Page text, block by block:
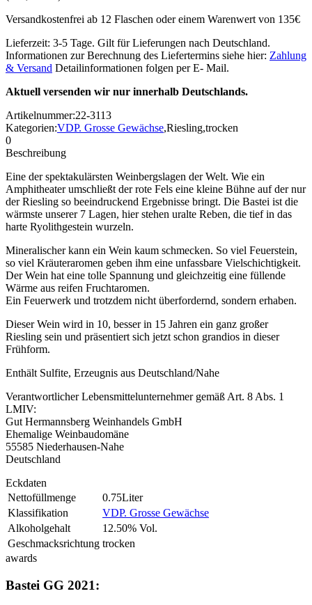
Versandkostenfrei ab 12 Flaschen oder einem Warenwert von 135€
Lieferzeit: 3-5 Tage. Gilt für Lieferungen nach Deutschland.
Informationen zur Berechnung des Liefertermins siehe hier: Zahlung
& Versand Detailinformationen folgen per E- Mail.
Aktuell versenden wir nur innerhalb Deutschlands.
Artikelnummer:22-3113
Kategorien:VDP. Grosse Gewächse,Riesling,trocken
0
Beschreibung
Eine der spektakulärsten Weinbergslagen der Welt. Wie ein
Amphitheater umschließt der rote Fels eine kleine Bühne auf der nur
der Riesling so beeindruckend Ergebnisse bringt. Die Bastei ist die
wärmste unserer 7 Lagen, hier stehen uralte Reben, die tief in das
harte Ryolithgestein wurzeln.
Mineralischer kann ein Wein kaum schmecken. So viel Feuerstein,
so viel Kräuteraromen geben ihm eine unfassbare Vielschichtigkeit.
Der Wein hat eine tolle Spannung und gleichzeitig eine füllende
Wärme aus reifen Fruchtaromen.
Ein Feuerwerk und trotzdem nicht überfordernd, sondern erhaben.
Dieser Wein wird in 10, besser in 15 Jahren ein ganz großer
Riesling sein und präsentiert sich jetzt schon grandios in dieser
Frühform.
Enthält Sulfite, Erzeugnis aus Deutschland/Nahe
Verantwortlicher Lebensmittelunternehmer gemäß Art. 8 Abs. 1
LMIV:
Gut Hermannsberg Weinhandels GmbH
Ehemalige Weinbaudomäne
55585 Niederhausen-Nahe
Deutschland
Eckdaten
Nettofüllmenge
0.75Liter
Klassifikation
VDP. Grosse Gewächse
Alkoholgehalt
12.50% Vol.
Geschmacksrichtung trocken
awards
Bastei GG 2021: